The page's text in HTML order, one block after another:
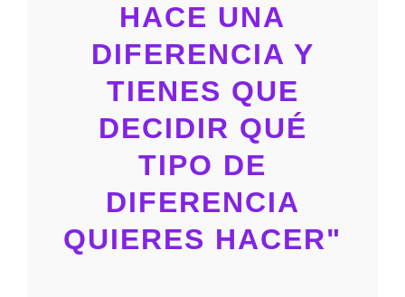
HACE UNA
DIFERENCIA Y
TIENES QUE
DECIDIR QUÉ
TIPO DE
DIFERENCIA
QUIERES HACER"
Proyectos
Nosotros
Cel: +57 3184183054
NIT 901563545
Cra 18 No 8 – 30